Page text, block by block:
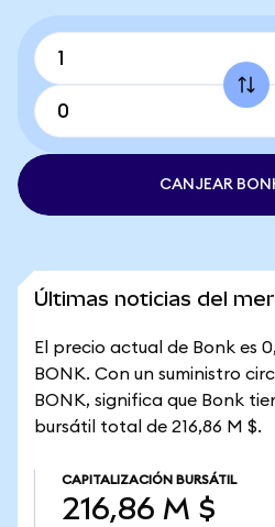
CANJEAR
Últimas noticias del
El precio actual de Bonk es
BONK. Con un suministro
BONK, significa que Bonk
bursátil total de 216,86 M $.
CAPITALIZACIÓN BURSÁTIL
216,86 M $